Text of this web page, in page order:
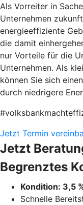
Als Vorreiter in
Unternehmen
energieeffiziente
die damit
nur Vorteile für die
Unternehmen. Als
können Sie sich
durch niedrigere
Jetzt Termin
Jetzt
Begrenztes
Kondition: 3,5
Schnelle